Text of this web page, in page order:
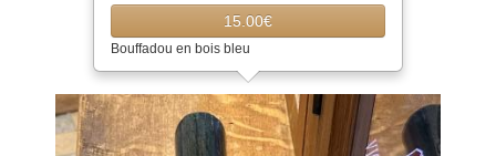
15.00€
Bouffadou en bois bleu